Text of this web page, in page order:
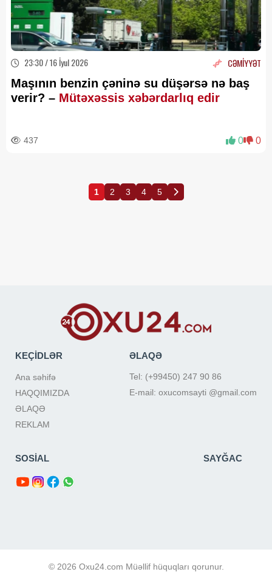
23:30 / 16 İyul 2026 CƏMİYYƏT
Maşının benzin çəninə su düşərsə nə baş
verir? – Mütəxəssis xəbərdarlıq edir
437 0 0
1 2 3 4 5
KEÇİDLƏR
Ana səhifə
HAQQIMIZDA
ƏLAQƏ
REKLAM
ƏLAQƏ
Tel: (+99450) 247 90 86
E-mail: oxucomsayti @gmail.com
SOSİAL SAYĞAC
© 2026 Oxu24.com Müəllif hüquqları qorunur.